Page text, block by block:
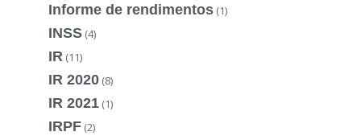
Informe de rendimentos (1)
INSS (4)
IR (11)
IR 2020 (8)
IR 2021 (1)
IRPF (2)